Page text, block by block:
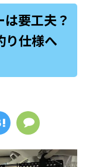
は要工夫？
り仕様へ